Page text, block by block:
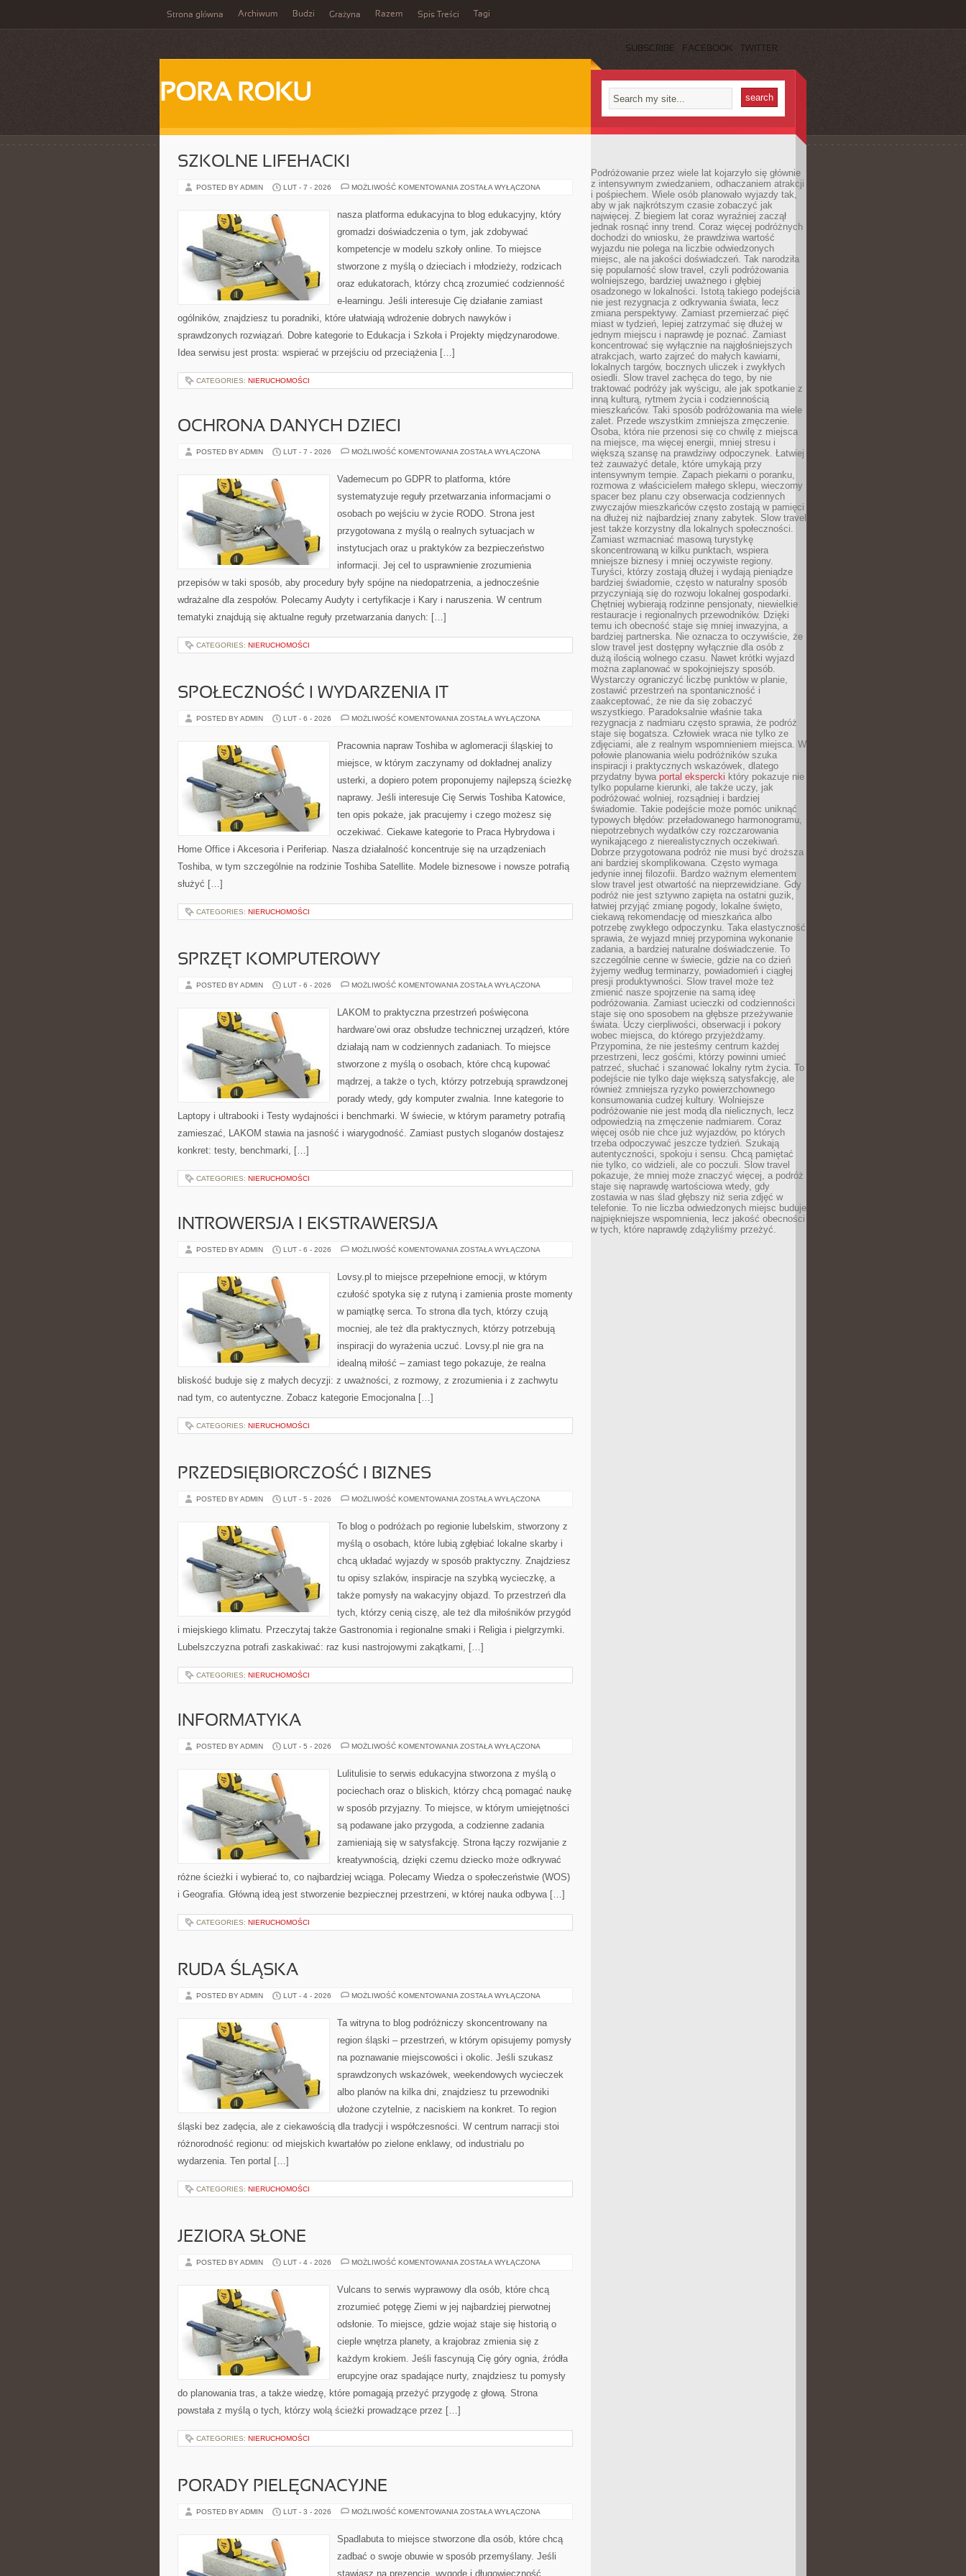
Strona główna Archiwum Budzi Grażyna Razem Spis Treści Tagi
SUBSCRIBE FACEBOOK TWITTER
PORA ROKU
SZKOLNE LIFEHACKI
POSTED BY ADMIN LUT - 7 - 2026 MOŻLIWOŚĆ KOMENTOWANIA SZKOLNE
ZOSTAŁA WYŁĄCZONA
nasza platforma edukacyjna to blog edukacyjny, który
gromadzi doświadczenia o tym, jak zdobywać
kompetencje w modelu szkoły online. To miejsce
stworzone z myślą o dzieciach i młodzieży, rodzicach
oraz edukatorach, którzy chcą zrozumieć codzienność
e-learningu. Jeśli interesuje Cię działanie zamiast
ogólników, znajdziesz tu poradniki, które ułatwiają wdrożenie dobrych nawyków i
sprawdzonych rozwiązań. Dobre kategorie to Edukacja i Szkoła i Projekty międzynarodowe.
Idea serwisu jest prosta: wspierać w przejściu od przeciążenia […]
CATEGORIES: NIERUCHOMOŚCI
OCHRONA DANYCH DZIECI
POSTED BY ADMIN LUT - 7 - 2026 MOŻLIWOŚĆ KOMENTOWANIA OCHRONA
ZOSTAŁA WYŁĄCZONA
Vademecum po GDPR to platforma, które
systematyzuje reguły przetwarzania informacjami o
osobach po wejściu w życie RODO. Strona jest
przygotowana z myślą o realnych sytuacjach w
instytucjach oraz u praktyków za bezpieczeństwo
informacji. Jej cel to usprawnienie zrozumienia
przepisów w taki sposób, aby procedury były spójne na niedopatrzenia, a jednocześnie
wdrażalne dla zespołów. Polecamy Audyty i certyfikacje i Kary i naruszenia. W centrum
tematyki znajdują się aktualne reguły przetwarzania danych: […]
CATEGORIES: NIERUCHOMOŚCI
SPOŁECZNOŚĆ I WYDARZENIA IT
POSTED BY ADMIN LUT - 6 - 2026 MOŻLIWOŚĆ KOMENTOWANIA SPOŁECZNOŚĆ
ZOSTAŁA WYŁĄCZONA
Pracownia napraw Toshiba w aglomeracji śląskiej to
miejsce, w którym zaczynamy od dokładnej analizy
usterki, a dopiero potem proponujemy najlepszą ścieżkę
naprawy. Jeśli interesuje Cię Serwis Toshiba Katowice,
ten opis pokaże, jak pracujemy i czego możesz się
oczekiwać. Ciekawe kategorie to Praca Hybrydowa i
Home Office i Akcesoria i Periferiap. Nasza działalność koncentruje się na urządzeniach
Toshiba, w tym szczególnie na rodzinie Toshiba Satellite. Modele biznesowe i nowsze potrafią
służyć […]
CATEGORIES: NIERUCHOMOŚCI
SPRZĘT KOMPUTEROWY
POSTED BY ADMIN LUT - 6 - 2026 MOŻLIWOŚĆ KOMENTOWANIA SPRZĘT
ZOSTAŁA WYŁĄCZONA
LAKOM to praktyczna przestrzeń poświęcona
hardware’owi oraz obsłudze technicznej urządzeń, które
działają nam w codziennych zadaniach. To miejsce
stworzone z myślą o osobach, które chcą kupować
mądrzej, a także o tych, którzy potrzebują sprawdzonej
porady wtedy, gdy komputer zwalnia. Inne kategorie to
Laptopy i ultrabooki i Testy wydajności i benchmarki. W świecie, w którym parametry potrafią
zamieszać, LAKOM stawia na jasność i wiarygodność. Zamiast pustych sloganów dostajesz
konkret: testy, benchmarki, […]
CATEGORIES: NIERUCHOMOŚCI
INTROWERSJA I EKSTRAWERSJA
POSTED BY ADMIN LUT - 6 - 2026 MOŻLIWOŚĆ KOMENTOWANIA INTROWERSJA
ZOSTAŁA WYŁĄCZONA
Lovsy.pl to miejsce przepełnione emocji, w którym
czułość spotyka się z rutyną i zamienia proste momenty
w pamiątkę serca. To strona dla tych, którzy czują
mocniej, ale też dla praktycznych, którzy potrzebują
inspiracji do wyrażenia uczuć. Lovsy.pl nie gra na
idealną miłość – zamiast tego pokazuje, że realna
bliskość buduje się z małych decyzji: z uważności, z rozmowy, z zrozumienia i z zachwytu
nad tym, co autentyczne. Zobacz kategorie Emocjonalna […]
CATEGORIES: NIERUCHOMOŚCI
PRZEDSIĘBIORCZOŚĆ I BIZNES
POSTED BY ADMIN LUT - 5 - 2026 MOŻLIWOŚĆ KOMENTOWANIA PRZEDSIĘBIORCZOŚĆ
ZOSTAŁA WYŁĄCZONA
To blog o podróżach po regionie lubelskim, stworzony z
myślą o osobach, które lubią zgłębiać lokalne skarby i
chcą układać wyjazdy w sposób praktyczny. Znajdziesz
tu opisy szlaków, inspiracje na szybką wycieczkę, a
także pomysły na wakacyjny objazd. To przestrzeń dla
tych, którzy cenią ciszę, ale też dla miłośników przygód
i miejskiego klimatu. Przeczytaj także Gastronomia i regionalne smaki i Religia i pielgrzymki.
Lubelszczyzna potrafi zaskakiwać: raz kusi nastrojowymi zakątkami, […]
CATEGORIES: NIERUCHOMOŚCI
INFORMATYKA
POSTED BY ADMIN LUT - 5 - 2026 MOŻLIWOŚĆ KOMENTOWANIA INFORMATYKA
ZOSTAŁA WYŁĄCZONA
Lulitulisie to serwis edukacyjna stworzona z myślą o
pociechach oraz o bliskich, którzy chcą pomagać naukę
w sposób przyjazny. To miejsce, w którym umiejętności
są podawane jako przygoda, a codzienne zadania
zamieniają się w satysfakcję. Strona łączy rozwijanie z
kreatywnością, dzięki czemu dziecko może odkrywać
różne ścieżki i wybierać to, co najbardziej wciąga. Polecamy Wiedza o społeczeństwie (WOS)
i Geografia. Główną ideą jest stworzenie bezpiecznej przestrzeni, w której nauka odbywa […]
CATEGORIES: NIERUCHOMOŚCI
RUDA ŚLĄSKA
POSTED BY ADMIN LUT - 4 - 2026 MOŻLIWOŚĆ KOMENTOWANIA RUDA
ZOSTAŁA WYŁĄCZONA
Ta witryna to blog podróżniczy skoncentrowany na
region śląski – przestrzeń, w którym opisujemy pomysły
na poznawanie miejscowości i okolic. Jeśli szukasz
sprawdzonych wskazówek, weekendowych wycieczek
albo planów na kilka dni, znajdziesz tu przewodniki
ułożone czytelnie, z naciskiem na konkret. To region
śląski bez zadęcia, ale z ciekawością dla tradycji i współczesności. W centrum narracji stoi
różnorodność regionu: od miejskich kwartałów po zielone enklawy, od industrialu po
wydarzenia. Ten portal […]
CATEGORIES: NIERUCHOMOŚCI
JEZIORA SŁONE
POSTED BY ADMIN LUT - 4 - 2026 MOŻLIWOŚĆ KOMENTOWANIA JEZIORA
ZOSTAŁA WYŁĄCZONA
Vulcans to serwis wyprawowy dla osób, które chcą
zrozumieć potęgę Ziemi w jej najbardziej pierwotnej
odsłonie. To miejsce, gdzie wojaż staje się historią o
cieple wnętrza planety, a krajobraz zmienia się z
każdym krokiem. Jeśli fascynują Cię góry ognia, źródła
erupcyjne oraz spadające nurty, znajdziesz tu pomysły
do planowania tras, a także wiedzę, które pomagają przeżyć przygodę z głową. Strona
powstała z myślą o tych, którzy wolą ścieżki prowadzące przez […]
CATEGORIES: NIERUCHOMOŚCI
PORADY PIELĘGNACYJNE
POSTED BY ADMIN LUT - 3 - 2026 MOŻLIWOŚĆ KOMENTOWANIA PORADY
ZOSTAŁA WYŁĄCZONA
Spadlabuta to miejsce stworzone dla osób, które chcą
zadbać o swoje obuwie w sposób przemyślany. Jeśli
stawiasz na prezencję, wygodę i długowieczność
Podróżowanie przez wiele lat kojarzyło się głównie
z intensywnym zwiedzaniem, odhaczaniem atrakcji
i pośpiechem. Wiele osób planowało wyjazdy tak,
aby w jak najkrótszym czasie zobaczyć jak
najwięcej. Z biegiem lat coraz wyraźniej zaczął
jednak rosnąć inny trend. Coraz więcej podróżnych
dochodzi do wniosku, że prawdziwa wartość
wyjazdu nie polega na liczbie odwiedzonych
miejsc, ale na jakości doświadczeń. Tak narodziła
się popularność slow travel, czyli podróżowania
wolniejszego, bardziej uważnego i głębiej
osadzonego w lokalności. Istotą takiego podejścia
nie jest rezygnacja z odkrywania świata, lecz
zmiana perspektywy. Zamiast przemierzać pięć
miast w tydzień, lepiej zatrzymać się dłużej w
jednym miejscu i naprawdę je poznać. Zamiast
koncentrować się wyłącznie na najgłośniejszych
atrakcjach, warto zajrzeć do małych kawiarni,
lokalnych targów, bocznych uliczek i zwykłych
osiedli. Slow travel zachęca do tego, by nie
traktować podróży jak wyścigu, ale jak spotkanie z
inną kulturą, rytmem życia i codziennością
mieszkańców. Taki sposób podróżowania ma wiele
zalet. Przede wszystkim zmniejsza zmęczenie.
Osoba, która nie przenosi się co chwilę z miejsca
na miejsce, ma więcej energii, mniej stresu i
większą szansę na prawdziwy odpoczynek. Łatwiej
też zauważyć detale, które umykają przy
intensywnym tempie. Zapach piekarni o poranku,
rozmowa z właścicielem małego sklepu, wieczorny
spacer bez planu czy obserwacja codziennych
zwyczajów mieszkańców często zostają w pamięci
na dłużej niż najbardziej znany zabytek. Slow travel
jest także korzystny dla lokalnych społeczności.
Zamiast wzmacniać masową turystykę
skoncentrowaną w kilku punktach, wspiera
mniejsze biznesy i mniej oczywiste regiony.
Turyści, którzy zostają dłużej i wydają pieniądze
bardziej świadomie, często w naturalny sposób
przyczyniają się do rozwoju lokalnej gospodarki.
Chętniej wybierają rodzinne pensjonaty, niewielkie
restauracje i regionalnych przewodników. Dzięki
temu ich obecność staje się mniej inwazyjna, a
bardziej partnerska. Nie oznacza to oczywiście, że
slow travel jest dostępny wyłącznie dla osób z
dużą ilością wolnego czasu. Nawet krótki wyjazd
można zaplanować w spokojniejszy sposób.
Wystarczy ograniczyć liczbę punktów w planie,
zostawić przestrzeń na spontaniczność i
zaakceptować, że nie da się zobaczyć
wszystkiego. Paradoksalnie właśnie taka
rezygnacja z nadmiaru często sprawia, że podróż
staje się bogatsza. Człowiek wraca nie tylko ze
zdjęciami, ale z realnym wspomnieniem miejsca. W
połowie planowania wielu podróżników szuka
inspiracji i praktycznych wskazówek, dlatego
przydatny bywa portal ekspercki który pokazuje nie
tylko popularne kierunki, ale także uczy, jak
podróżować wolniej, rozsądniej i bardziej
świadomie. Takie podejście może pomóc uniknąć
typowych błędów: przeładowanego harmonogramu,
niepotrzebnych wydatków czy rozczarowania
wynikającego z nierealistycznych oczekiwań.
Dobrze przygotowana podróż nie musi być droższa
ani bardziej skomplikowana. Często wymaga
jedynie innej filozofii. Bardzo ważnym elementem
slow travel jest otwartość na nieprzewidziane. Gdy
podróż nie jest sztywno zapięta na ostatni guzik,
łatwiej przyjąć zmianę pogody, lokalne święto,
ciekawą rekomendację od mieszkańca albo
potrzebę zwykłego odpoczynku. Taka elastyczność
sprawia, że wyjazd mniej przypomina wykonanie
zadania, a bardziej naturalne doświadczenie. To
szczególnie cenne w świecie, gdzie na co dzień
żyjemy według terminarzy, powiadomień i ciągłej
presji produktywności. Slow travel może też
zmienić nasze spojrzenie na samą ideę
podróżowania. Zamiast ucieczki od codzienności
staje się ono sposobem na głębsze przeżywanie
świata. Uczy cierpliwości, obserwacji i pokory
wobec miejsca, do którego przyjeżdżamy.
Przypomina, że nie jesteśmy centrum każdej
przestrzeni, lecz gośćmi, którzy powinni umieć
patrzeć, słuchać i szanować lokalny rytm życia. To
podejście nie tylko daje większą satysfakcję, ale
również zmniejsza ryzyko powierzchownego
konsumowania cudzej kultury. Wolniejsze
podróżowanie nie jest modą dla nielicznych, lecz
odpowiedzią na zmęczenie nadmiarem. Coraz
więcej osób nie chce już wyjazdów, po których
trzeba odpoczywać jeszcze tydzień. Szukają
autentyczności, spokoju i sensu. Chcą pamiętać
nie tylko, co widzieli, ale co poczuli. Slow travel
pokazuje, że mniej może znaczyć więcej, a podróż
staje się naprawdę wartościowa wtedy, gdy
zostawia w nas ślad głębszy niż seria zdjęć w
telefonie. To nie liczba odwiedzonych miejsc buduje
najpiękniejsze wspomnienia, lecz jakość obecności
w tych, które naprawdę zdążyliśmy przeżyć.